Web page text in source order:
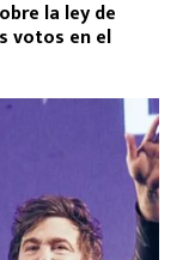
la ley de
votos en el